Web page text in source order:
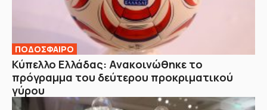
ΠΟΔΟΣΦΑΙΡΟ
Κύπελλο Ελλάδας: Ανακοινώθηκε το
πρόγραμμα του δεύτερου προκριματικού
γύρου